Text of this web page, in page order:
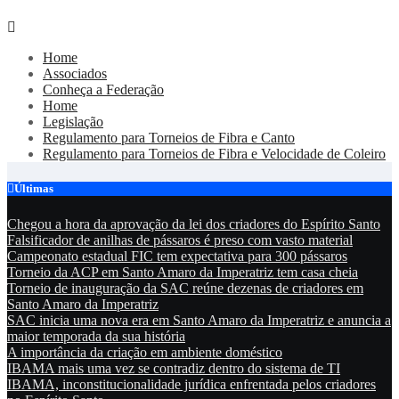
Skip
contentHome
Associados
Conheça a Federação
Home
Legislação
Regulamento para Torneios de Fibra e Canto
Regulamento para Torneios de Fibra e Velocidade de Coleiro
Últimas
Chegou a hora da aprovação da lei dos criadores do Espírito Santo
Falsificador de anilhas de pássaros é preso com vasto material
Campeonato estadual FIC tem expectativa para 300 pássaros
Torneio da ACP em Santo Amaro da Imperatriz tem casa cheia
Torneio de inauguração da SAC reúne dezenas de criadores em
Santo Amaro da Imperatriz
SAC inicia uma nova era em Santo Amaro da Imperatriz e anuncia a
maior temporada da sua história
A importância da criação em ambiente doméstico
IBAMA mais uma vez se contradiz dentro do sistema de TI
IBAMA, inconstitucionalidade jurídica enfrentada pelos criadores